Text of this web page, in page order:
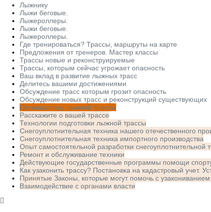
Лыжнику
Лыжи беговые.
Лыжероллеры.
Лыжи беговые.
Лыжероллеры.
Где тренироваться? Трассы, маршруты на карте
Предложения от тренеров. Мастер классы
Трассы новые и реконструируемые
Трассы, которым сейчас угрожает опасность
Ваш вклад в развитие лыжных трасс
Делитесь вашими достижениями
Обсуждение трасс которым грозит опасность
Обсуждение новых трасс и реконструкций существующих
Организатору лыжной трассы
Расскажите о вашей трассе
Технологии подготовки лыжной трассы
Снегоуплотнительная техника нашего отечественного
Снегоуплотнительная техника импортного производства
Опыт самостоятельной разработки снегоуплотнительной
Ремонт и обслуживание техники
Действующие государственные программы помощи
Как узаконить трассу? Постановка на кадастровый учет.
Принятые Законы, которые могут помочь с
Взаимодействие с органами власти